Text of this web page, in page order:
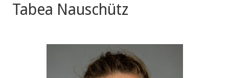
Tabea Nauschütz